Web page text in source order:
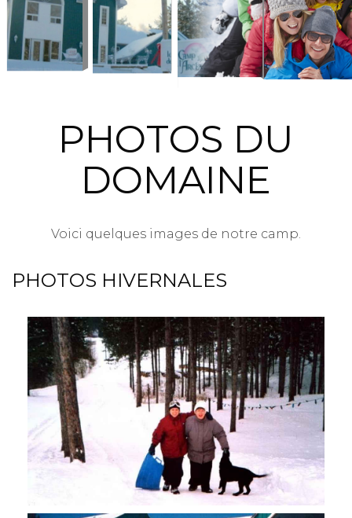
PHOTOS DU
DOMAINE
Voici quelques images de notre camp.
PHOTOS HIVERNALES